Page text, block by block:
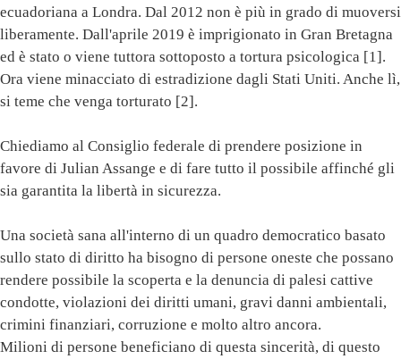
ecuadoriana a Londra. Dal 2012 non è più in grado di muoversi
liberamente. Dall'aprile 2019 è imprigionato in Gran Bretagna
ed è stato o viene tuttora sottoposto a tortura psicologica [1].
Ora viene minacciato di estradizione dagli Stati Uniti. Anche lì,
si teme che venga torturato [2].
Chiediamo al Consiglio federale di prendere posizione in
favore di Julian Assange e di fare tutto il possibile affinché gli
sia garantita la libertà in sicurezza.
Una società sana all'interno di un quadro democratico basato
sullo stato di diritto ha bisogno di persone oneste che possano
rendere possibile la scoperta e la denuncia di palesi cattive
condotte, violazioni dei diritti umani, gravi danni ambientali,
crimini finanziari, corruzione e molto altro ancora.
Milioni di persone beneficiano di questa sincerità, di questo